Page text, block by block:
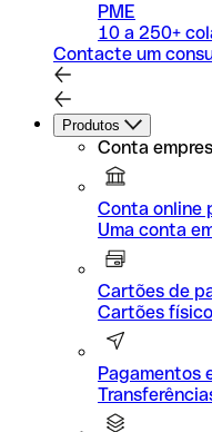
PME
10 a 250+
Contacte um
Produtos
Conta
Conta online
Uma conta
Cartões de
Cartões
Pagamentos